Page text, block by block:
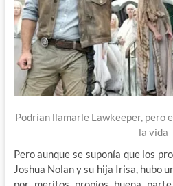
Podrían llamarle Lawkeeper, pero
la vida
Pero aunque se suponía que los
Joshua Nolan y su hija Irisa, hubo